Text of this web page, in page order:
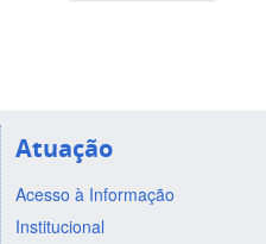
Atuação
Acesso à Informação
Institucional